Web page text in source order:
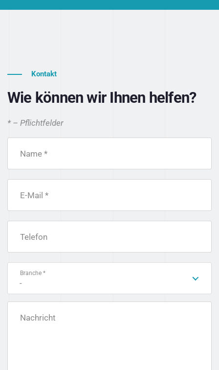
Kontakt
Wie können wir Ihnen helfen?
* – Pflichtfelder
Name *
E-Mail *
Telefon
Branche *
-
Nachricht